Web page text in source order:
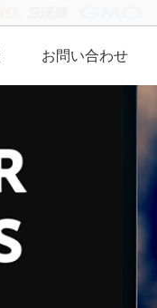
お問い合わせ